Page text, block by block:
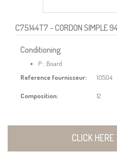
C75144T7- CORDON SIMPLE
Conditioning
P : Board
Reference fournisseur:
10504
Composition: 12
CLICK